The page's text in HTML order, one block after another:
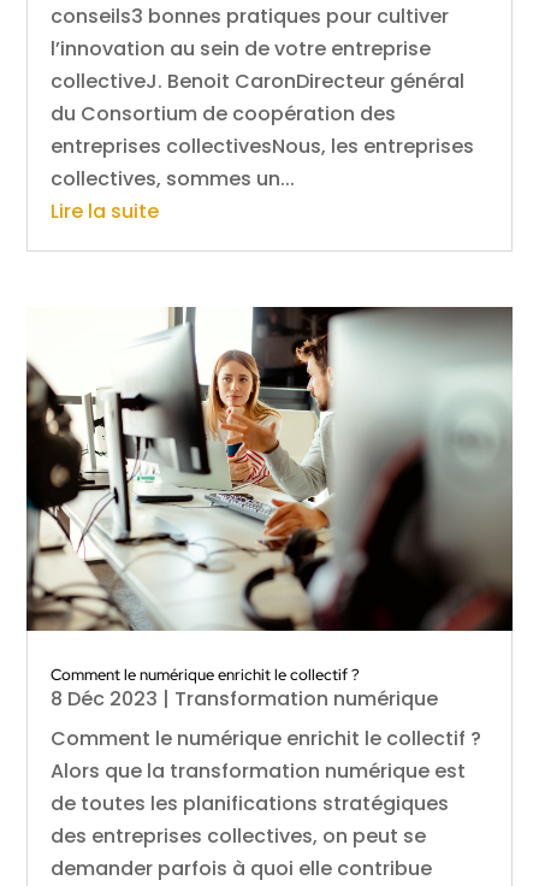
conseils3 bonnes pratiques pour cultiver
l’innovation au sein de votre entreprise
collectiveJ. Benoit CaronDirecteur général
du Consortium de coopération des
entreprises collectivesNous, les entreprises
collectives, sommes un...
Lire la suite
Comment le numérique enrichit le collectif ?
8 Déc 2023 | Transformation numérique
Comment le numérique enrichit le collectif ?
Alors que la transformation numérique est
de toutes les planifications stratégiques
des entreprises collectives, on peut se
demander parfois à quoi elle contribue